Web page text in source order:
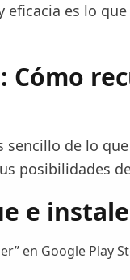
eficacia es lo
Cómo
sencillo de lo
posibilidades
e
en Google Play